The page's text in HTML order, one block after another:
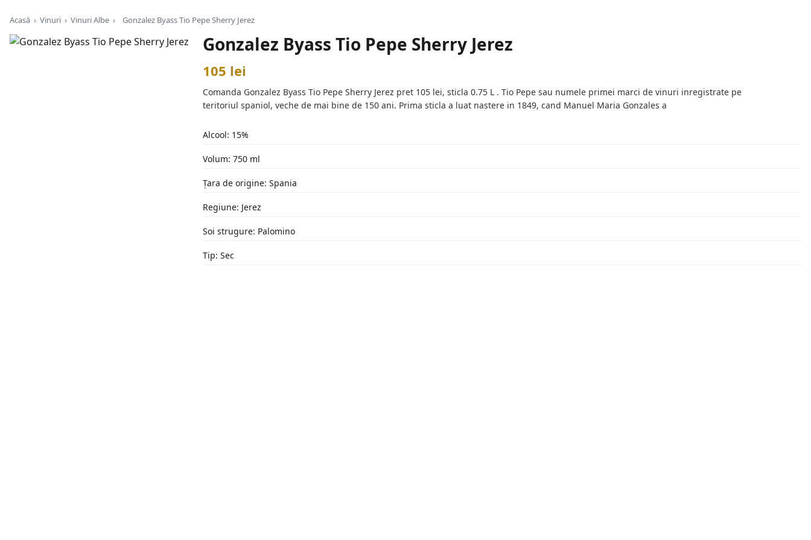
Acasă › Vinuri › Vinuri Albe › Gonzalez Byass Tio Pepe Sherry Jerez
Gonzalez Byass Tio Pepe Sherry Jerez
105 lei
Comanda Gonzalez Byass Tio Pepe Sherry Jerez pret 105 lei, sticla 0.75 L . Tio Pepe sau numele primei marci de vinuri inregistrate pe
teritoriul spaniol, veche de mai bine de 150 ani. Prima sticla a luat nastere in 1849, cand Manuel Maria Gonzales a
Alcool: 15%
Volum: 750 ml
Țara de origine: Spania
Regiune: Jerez
Soi strugure: Palomino
Tip: Sec